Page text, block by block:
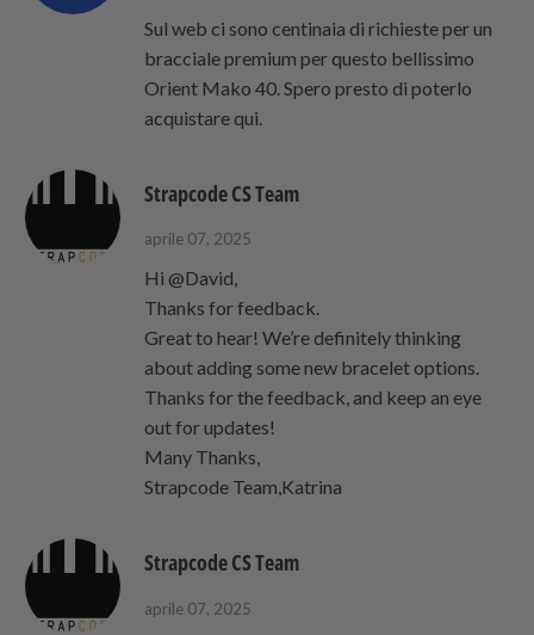
Sul web ci sono centinaia di richieste per un
bracciale premium per questo bellissimo
Orient Mako 40. Spero presto di poterlo
acquistare qui.
Strapcode CS Team
aprile 07, 2025
Hi @David,
Thanks for feedback.
Great to hear! We’re definitely thinking
about adding some new bracelet options.
Thanks for the feedback, and keep an eye
out for updates!
Many Thanks,
Strapcode Team,Katrina
Strapcode CS Team
aprile 07, 2025